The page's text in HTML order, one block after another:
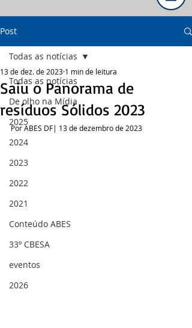
Post
Todas as notícias
De olho na Mídia
2025
2024
2023
2022
2021
Conteúdo ABES
33º CBESA
eventos
2026
Todas as notícias
Saiu o Panorama de
resíduos Sólidos 2023
13 de dez. de 2023 1 min de leitura
Por ABES DF| 13 de dezembro de 2023